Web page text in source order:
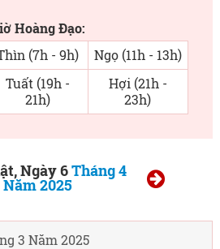
Hoàng Đạo:
(7h - 9h)
Ngọ (11h - 13h)
Tuất (19h -
21h)
Hợi (21h -
23h)
Ngày 6Tháng 4
Năm 2025
3 Năm 2025